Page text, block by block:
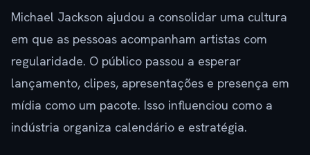
Michael Jackson ajudou a consolidar uma cultura
em que as pessoas acompanham artistas com
regularidade. O público passou a esperar
lançamento, clipes, apresentações e presença em
mídia como um pacote. Isso influenciou como a
indústria organiza calendário e estratégia.